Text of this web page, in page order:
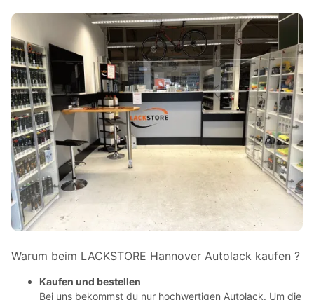
Warum beim LACKSTORE Hannover Autolack kaufen ?
Kaufen und bestellen
Bei uns bekommst du nur hochwertigen Autolack. Um die